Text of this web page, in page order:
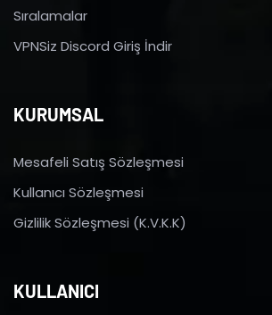
Sıralamalar
VPNSiz Discord Giriş İndir
KURUMSAL
Mesafeli Satış Sözleşmesi
Kullanıcı Sözleşmesi
Gizlilik Sözleşmesi (K.V.K.K)
KULLANICI